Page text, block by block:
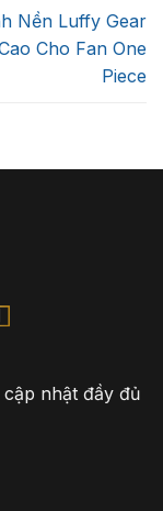
Nền Luffy Gear
Cho Fan One
Piece
nhật đầy đủ